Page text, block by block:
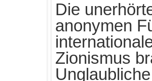
Die
anonymen
Zionismus